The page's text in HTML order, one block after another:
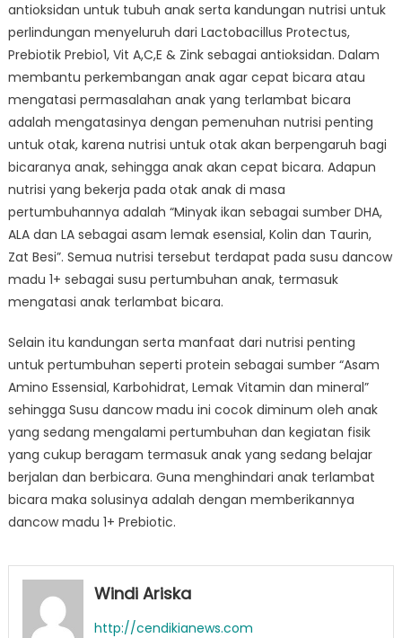
antioksidan untuk tubuh anak serta kandungan nutrisi untuk
perlindungan menyeluruh dari Lactobacillus Protectus,
Prebiotik Prebio1, Vit A,C,E & Zink sebagai antioksidan. Dalam
membantu perkembangan anak agar cepat bicara atau
mengatasi permasalahan anak yang terlambat bicara
adalah mengatasinya dengan pemenuhan nutrisi penting
untuk otak, karena nutrisi untuk otak akan berpengaruh bagi
bicaranya anak, sehingga anak akan cepat bicara. Adapun
nutrisi yang bekerja pada otak anak di masa
pertumbuhannya adalah “Minyak ikan sebagai sumber DHA,
ALA dan LA sebagai asam lemak esensial, Kolin dan Taurin,
Zat Besi”. Semua nutrisi tersebut terdapat pada susu dancow
madu 1+ sebagai susu pertumbuhan anak, termasuk
mengatasi anak terlambat bicara.
Selain itu kandungan serta manfaat dari nutrisi penting
untuk pertumbuhan seperti protein sebagai sumber “Asam
Amino Essensial, Karbohidrat, Lemak Vitamin dan mineral”
sehingga Susu dancow madu ini cocok diminum oleh anak
yang sedang mengalami pertumbuhan dan kegiatan fisik
yang cukup beragam termasuk anak yang sedang belajar
berjalan dan berbicara. Guna menghindari anak terlambat
bicara maka solusinya adalah dengan memberikannya
dancow madu 1+ Prebiotic.
Windi Ariska
http://cendikianews.com